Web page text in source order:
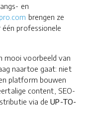
en
brengen ze
één professionele
mooi voorbeeld van
naartoe gaat: niet
platform bouwen
content, SEO-
via deUP-TO-